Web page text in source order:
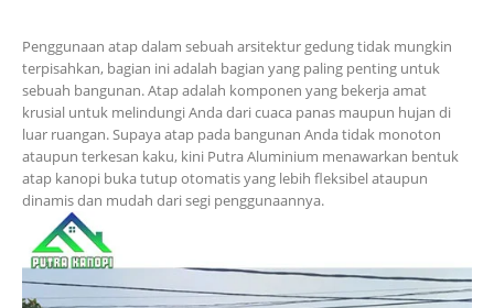
Penggunaan atap dalam sebuah arsitektur gedung tidak mungkin
terpisahkan, bagian ini adalah bagian yang paling penting untuk
sebuah bangunan. Atap adalah komponen yang bekerja amat
krusial untuk melindungi Anda dari cuaca panas maupun hujan di
luar ruangan. Supaya atap pada bangunan Anda tidak monoton
ataupun terkesan kaku, kini Putra Aluminium menawarkan bentuk
atap kanopi buka tutup otomatis yang lebih fleksibel ataupun
dinamis dan mudah dari segi penggunaannya.